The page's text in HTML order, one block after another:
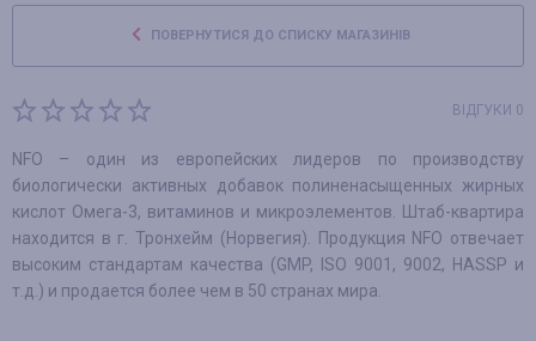
ПОВЕРНУТИСЯ ДО СПИСКУ МАГАЗИНІВ
ВІДГУКИ 0
NFO – один из европейских лидеров по производству
биологически активных добавок полиненасыщенных жирных
кислот Омега-3, витаминов и микроэлементов. Штаб-квартира
находится в г. Тронхейм (Норвегия). Продукция NFO отвечает
высоким стандартам качества (GMP, ISO 9001, 9002, HASSP и
т.д.) и продается более чем в 50 странах мира.